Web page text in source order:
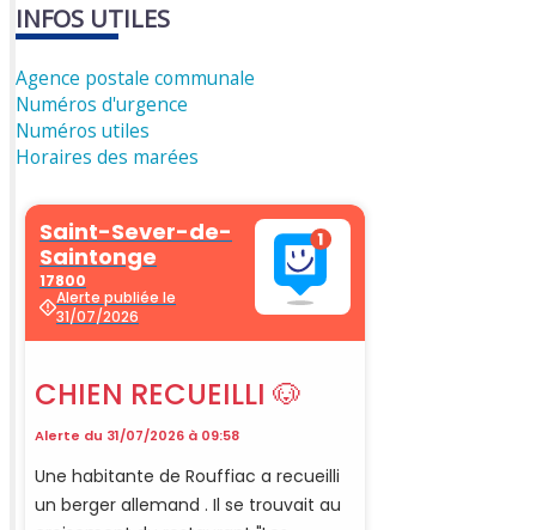
INFOS UTILES
Agence postale communale
Numéros d'urgence
Numéros utiles
Horaires des marées